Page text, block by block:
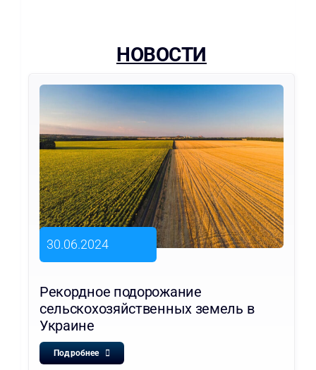
НОВОСТИ
30.06.2024
Рекордное подорожание
сельскохозяйственных земель в
Украине
Подробнее